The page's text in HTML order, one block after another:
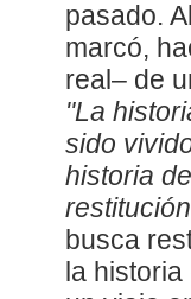
pasado.
marcó,
real– de
"La
sido
historia
busca
la